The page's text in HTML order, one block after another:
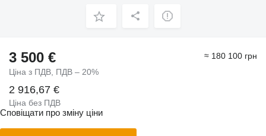
3 500 €
Ціна з ПДВ, ПДВ – 20%
≈ 180 100 грн
2 916,67 €
Ціна без ПДВ
Сповіщати про зміну ціни